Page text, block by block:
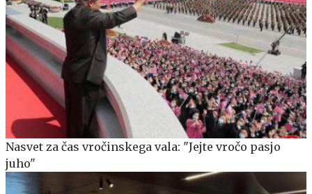
Nasvet za čas vročinskega vala: "Jejte vročo pasjo
juho"